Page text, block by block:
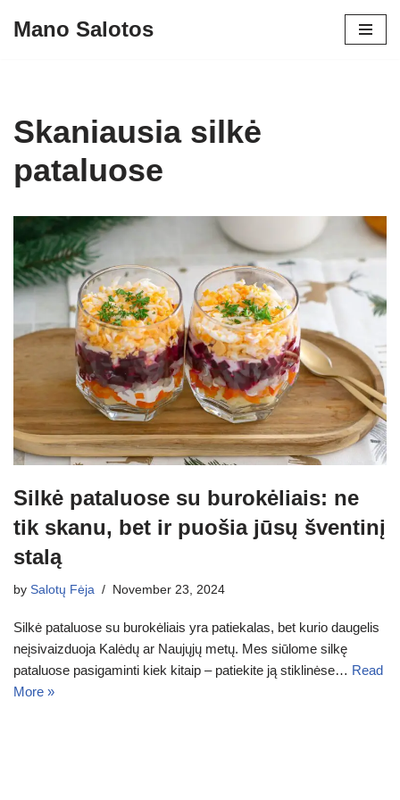
Mano Salotos
Skaniausia silkė
pataluose
Silkė pataluose su burokėliais: ne
tik skanu, bet ir puošia jūsų šventinį
stalą
by Salotų Fėja November 23, 2024
Silkė pataluose su burokėliais yra patiekalas, bet kurio daugelis
neįsivaizduoja Kalėdų ar Naujųjų metų. Mes siūlome silkę
pataluose pasigaminti kiek kitaip – patiekite ją stiklinėse… Read
More »